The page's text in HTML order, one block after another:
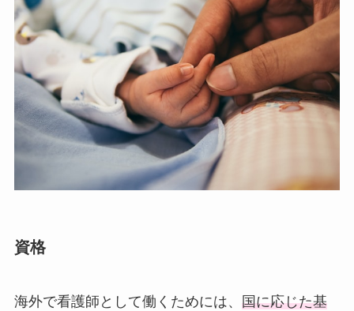
資格
海外で看護師として働くためには、 国に応じた基